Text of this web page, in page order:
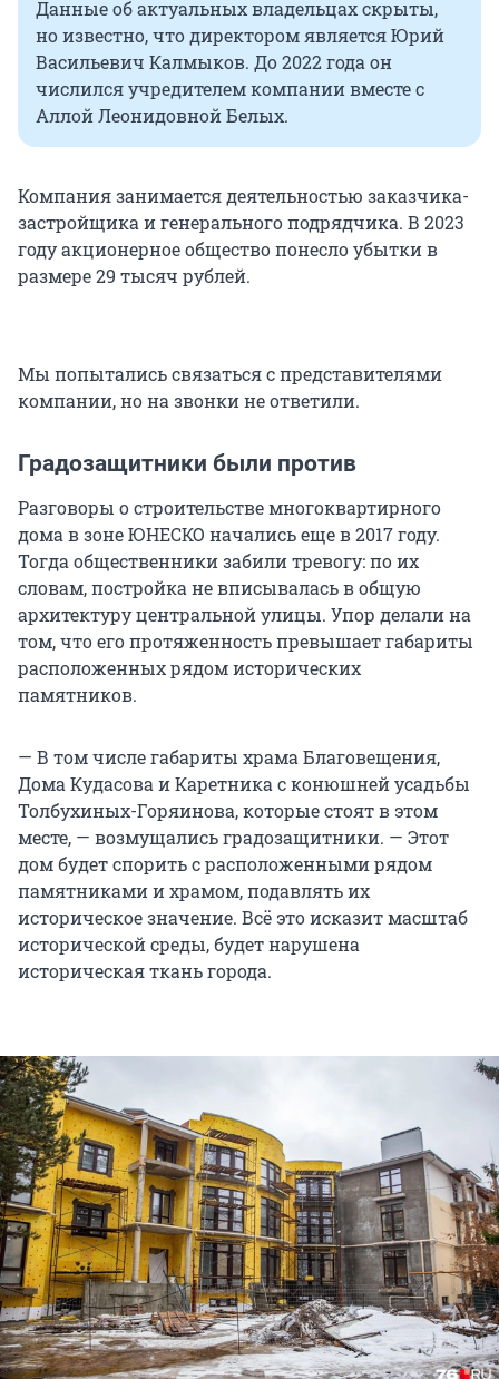
Данные об актуальных владельцах скрыты,
но известно, что директором является Юрий
Васильевич Калмыков. До 2022 года он
числился учредителем компании вместе с
Аллой Леонидовной Белых.
Компания занимается деятельностью заказчика-
застройщика и генерального подрядчика. В 2023
году акционерное общество понесло убытки в
размере 29 тысяч рублей.
Мы попытались связаться с представителями
компании, но на звонки не ответили.
Градозащитники были против
Разговоры о строительстве многоквартирного
дома в зоне ЮНЕСКО начались еще в 2017 году.
Тогда общественники забили тревогу: по их
словам, постройка не вписывалась в общую
архитектуру центральной улицы. Упор делали на
том, что его протяженность превышает габариты
расположенных рядом исторических
памятников.
— В том числе габариты храма Благовещения,
Дома Кудасова и Каретника с конюшней усадьбы
Толбухиных-Горяинова, которые стоят в этом
месте, — возмущались градозащитники. — Этот
дом будет спорить с расположенными рядом
памятниками и храмом, подавлять их
историческое значение. Всё это исказит масштаб
исторической среды, будет нарушена
историческая ткань города.